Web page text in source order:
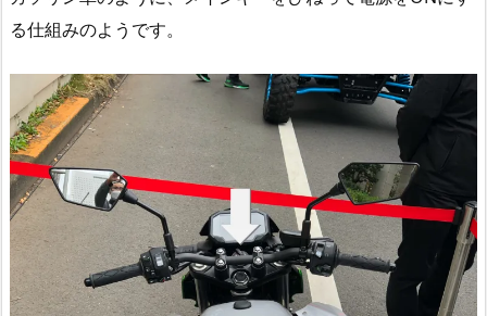
る仕組みのようです。